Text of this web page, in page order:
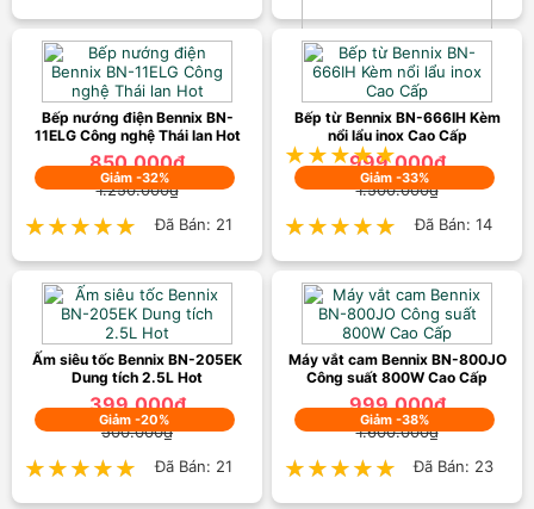
Bếp hồng ngoại Bennix BN-
288HN Công nghệ Thái lan Hot
799.000₫
1.200.000₫
★★★★★
★★★★★ Đã Bán: 22
Giảm -32%
Bếp nướng điện Bennix BN-
11ELG Công nghệ Thái lan Hot
850.000₫
1.250.000₫
★★★★★
★★★★★ Đã Bán: 21
Giảm -33%
Bếp từ Bennix BN-666IH Kèm
nổi lẩu inox Cao Cấp
999.000₫
1.500.000₫
★★★★★
★★★★★ Đã Bán: 14
Giảm -20%
Ấm siêu tốc Bennix BN-205EK
Dung tích 2.5L Hot
399.000₫
500.000₫
★★★★★
★★★★★ Đã Bán: 21
Giảm -38%
Máy vắt cam Bennix BN-800JO
Công suất 800W Cao Cấp
999.000₫
1.600.000₫
★★★★★
★★★★★ Đã Bán: 23